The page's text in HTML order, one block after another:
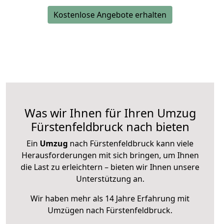
Kostenlose Angebote erhalten
Was wir Ihnen für Ihren Umzug
Fürstenfeldbruck nach bieten
Ein Umzug nach Fürstenfeldbruck kann viele
Herausforderungen mit sich bringen, um Ihnen
die Last zu erleichtern – bieten wir Ihnen unsere
Unterstützung an.
Wir haben mehr als 14 Jahre Erfahrung mit
Umzügen nach Fürstenfeldbruck.